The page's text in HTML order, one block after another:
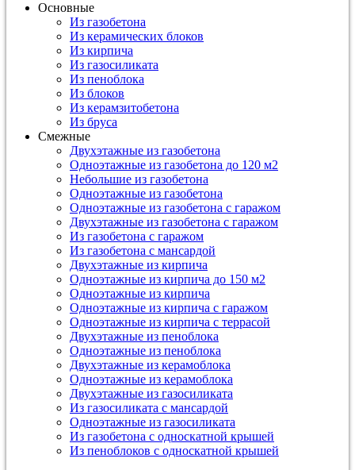
Основные
Из газобетона
Из керамических блоков
Из кирпича
Из газосиликата
Из пеноблока
Из блоков
Из керамзитобетона
Из бруса
Смежные
Двухэтажные из газобетона
Одноэтажные из газобетона до 120 м2
Небольшие из газобетона
Одноэтажные из газобетона
Одноэтажные из газобетона с гаражом
Двухэтажные из газобетона с гаражом
Из газобетона с гаражом
Из газобетона с мансардой
Двухэтажные из кирпича
Одноэтажные из кирпича до 150 м2
Одноэтажные из кирпича
Одноэтажные из кирпича с гаражом
Одноэтажные из кирпича с террасой
Двухэтажные из пеноблока
Одноэтажные из пеноблока
Двухэтажные из керамоблока
Одноэтажные из керамоблока
Двухэтажные из газосиликата
Из газосиликата с мансардой
Одноэтажные из газосиликата
Из газобетона с односкатной крышей
Из пеноблоков с односкатной крышей